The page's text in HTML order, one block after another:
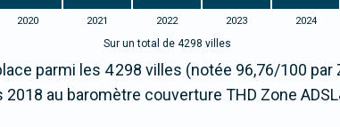
2020 2021 2022 2023 2024
Sur un total de 4298 villes
parmi les 4 298 villes (notée 96,76/100 par
au baromètre couverture THD Zone